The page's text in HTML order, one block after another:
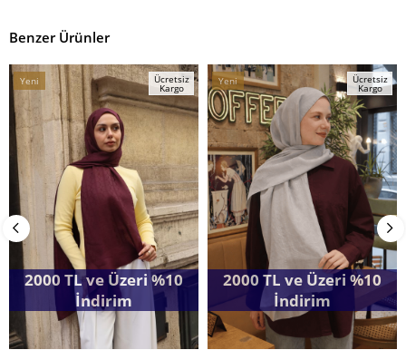
Benzer Ürünler
Yeni
Ürün
Ücretsiz
Kargo
2000 TL ve Üzeri %10
İndirim
Yeni
Ürün
Ücretsiz
Kargo
2000 TL ve Üzeri %10
İndirim